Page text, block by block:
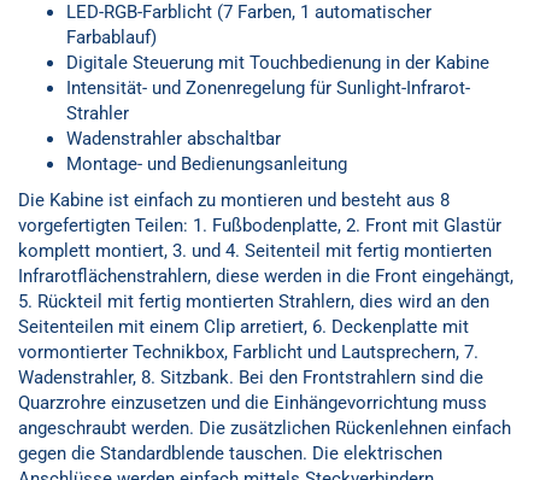
LED-RGB-Farblicht (7 Farben, 1 automatischer
Farbablauf)
Digitale Steuerung mit Touchbedienung in der Kabine
Intensität- und Zonenregelung für Sunlight-Infrarot-
Strahler
Wadenstrahler abschaltbar
Montage- und Bedienungsanleitung
Die Kabine ist einfach zu montieren und besteht aus 8
vorgefertigten Teilen: 1. Fußbodenplatte, 2. Front mit Glastür
komplett montiert, 3. und 4. Seitenteil mit fertig montierten
Infrarotflächenstrahlern, diese werden in die Front eingehängt,
5. Rückteil mit fertig montierten Strahlern, dies wird an den
Seitenteilen mit einem Clip arretiert, 6. Deckenplatte mit
vormontierter Technikbox, Farblicht und Lautsprechern, 7.
Wadenstrahler, 8. Sitzbank. Bei den Frontstrahlern sind die
Quarzrohre einzusetzen und die Einhängevorrichtung muss
angeschraubt werden. Die zusätzlichen Rückenlehnen einfach
gegen die Standardblende tauschen. Die elektrischen